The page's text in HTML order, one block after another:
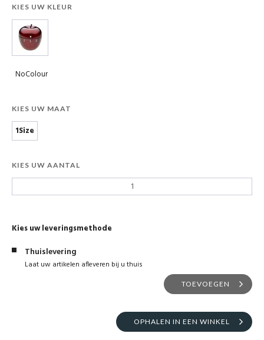
KIES UW KLEUR
NoColour
KIES UW MAAT
1Size
KIES UW AANTAL
Kies uw leveringsmethode
Thuislevering
Laat uw artikelen afleveren bij u thuis
TOEVOEGEN
OPHALEN IN EEN WINKEL